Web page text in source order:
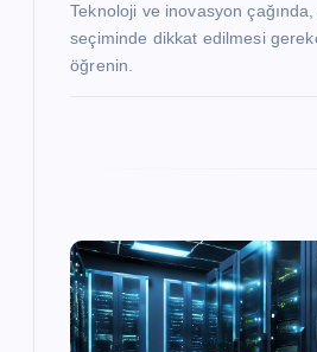
Teknoloji ve inovasyon
seçiminde dikkat edilmesi
öğrenin.